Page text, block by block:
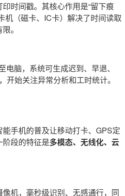
时间戳。其核心作用是“留下痕
机（磁卡、IC卡）解决了时间读取
。
脑，系统可生成迟到、早退、
始关注异常分析和工时统计。
手机的普及让移动打卡、GPS定
段的特征是多模态、无线化、云
机，毫秒级识别、无感通行，同